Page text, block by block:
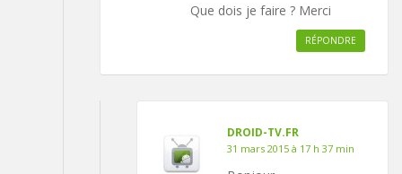
Que dois je faire ? Merci
RÉPONDRE
DROID-TV.FR
31 mars 2015 à 17 h 37 min